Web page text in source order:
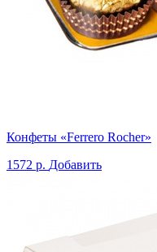
Конфеты «Ferrero Rocher»
1572 р. Добавить